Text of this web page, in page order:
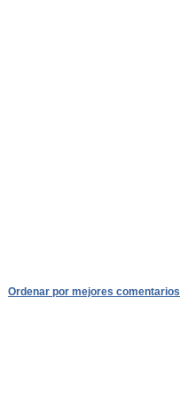
Ordenar por mejores comentarios